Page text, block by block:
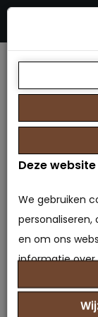
0
Model: OBX-
Beschikbaarheid:
€1.099,00
Deze
We gebruiken
en om ons
informatie over
partners voor
partners